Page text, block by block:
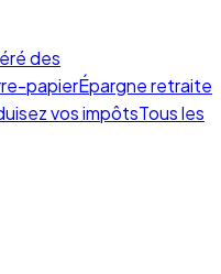
des
papierÉpargne retraite
vos impôtsTous les